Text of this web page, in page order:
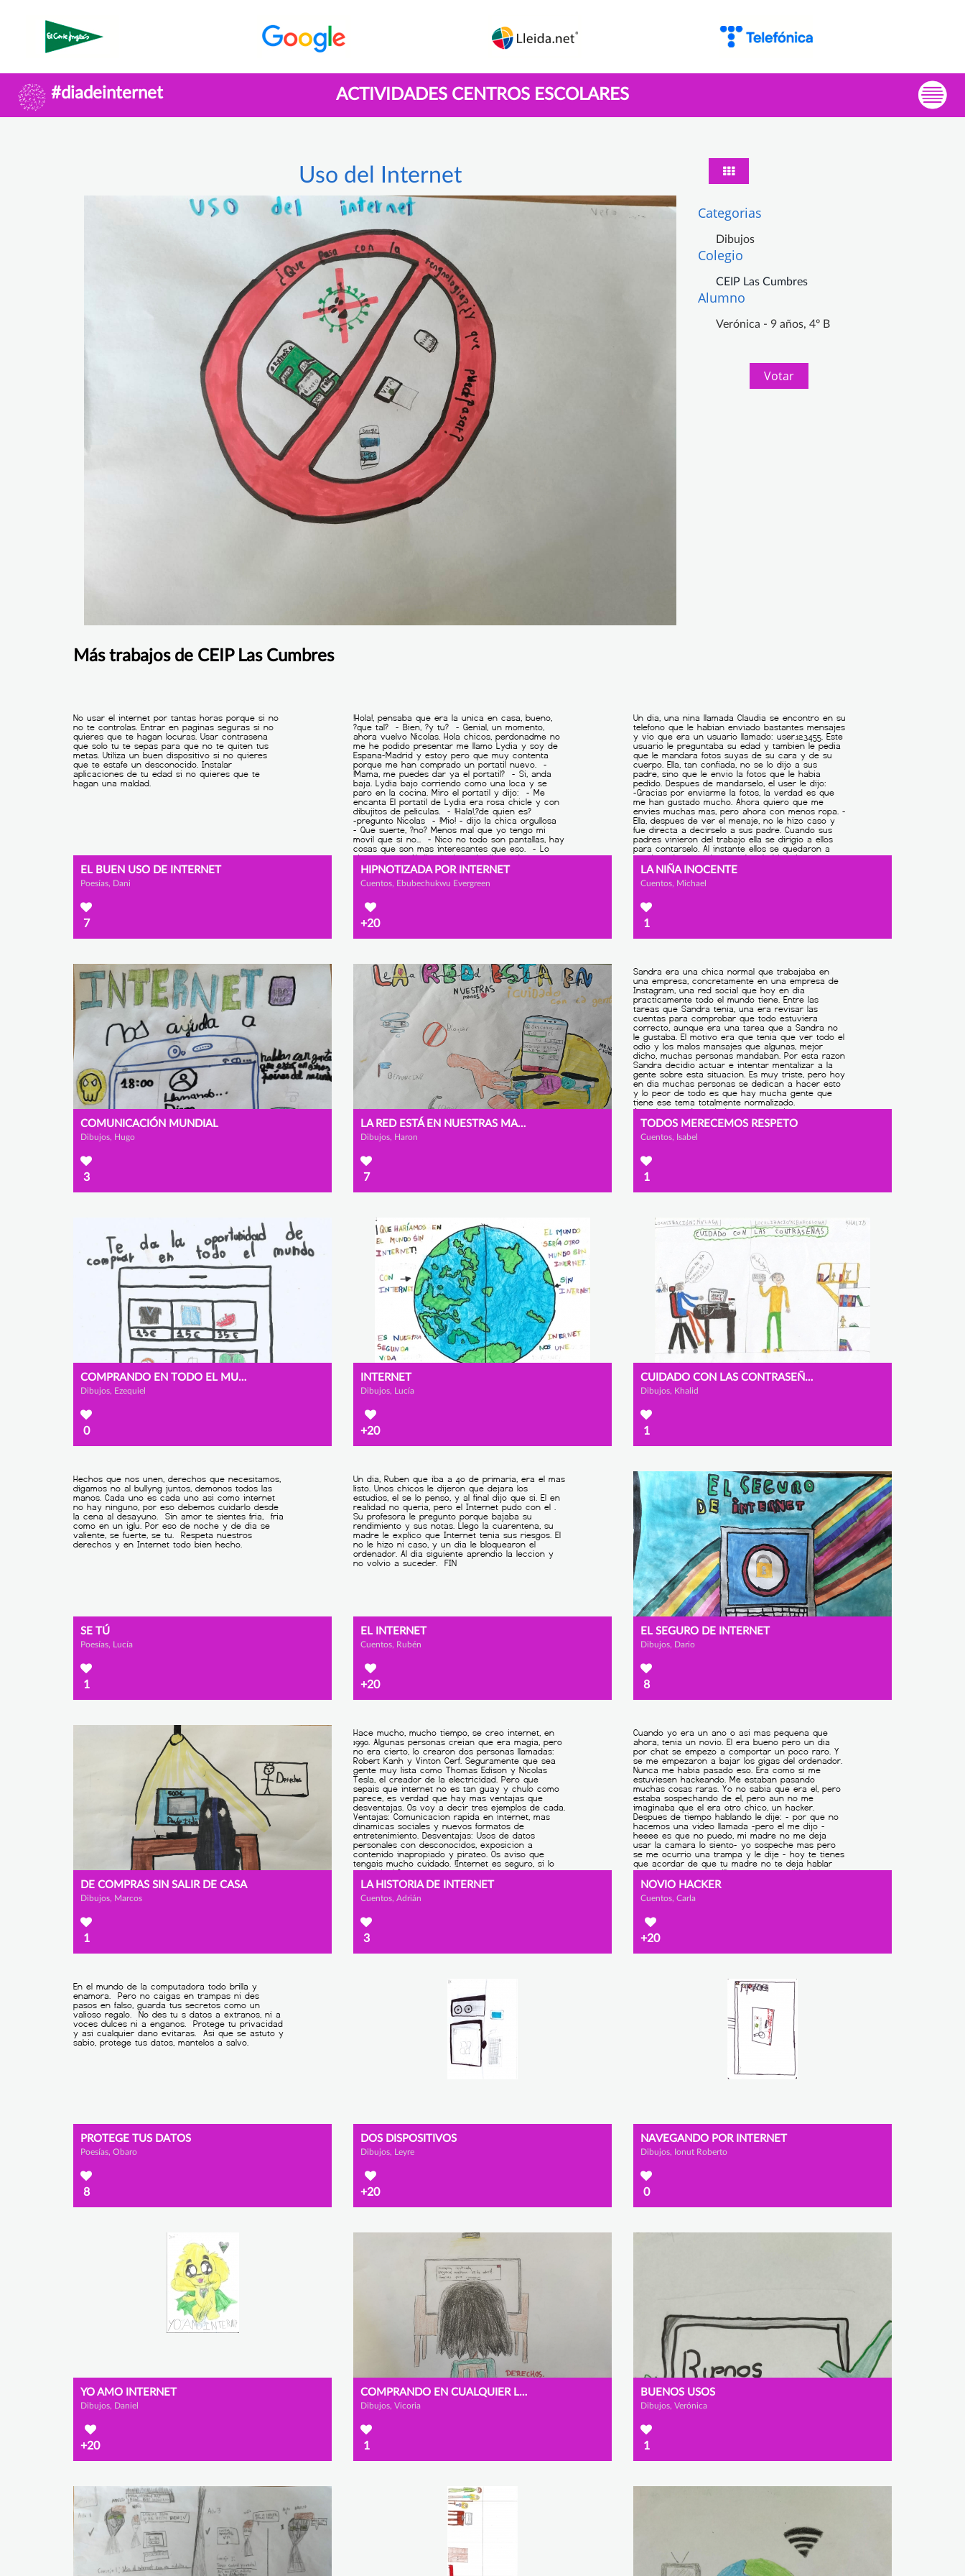
#diadeinternet ACTIVIDADES CENTROS ESCOLARES
Uso del Internet
Categorias
Dibujos
Colegio
CEIP Las Cumbres
Alumno
Verónica - 9 años, 4º B
Votar
Más trabajos de CEIP Las Cumbres
EL BUEN USO DE INTERNET
Poesías, Dani
7
HIPNOTIZADA POR INTERNET
Cuentos, Ebubechukwu Evergreen
+20
LA NIÑA INOCENTE
Cuentos, Michael
1
COMUNICACIÓN MUNDIAL
Dibujos, Hugo
3
LA RED ESTÁ EN NUESTRAS MANOS
Dibujos, Haron
7
TODOS MERECEMOS RESPETO
Cuentos, Isabel
1
COMPRANDO EN TODO EL MUNDO
Dibujos, Ezequiel
0
INTERNET
Dibujos, Lucía
+20
CUIDADO CON LAS CONTRASEÑAS
Dibujos, Khalid
1
SE TÚ
Poesías, Lucía
1
EL INTERNET
Cuentos, Rubén
+20
EL SEGURO DE INTERNET
Dibujos, Dario
8
DE COMPRAS SIN SALIR DE CASA
Dibujos, Marcos
1
LA HISTORIA DE INTERNET
Cuentos, Adrián
3
NOVIO HACKER
Cuentos, Carla
+20
PROTEGE TUS DATOS
Poesías, Obaro
8
DOS DISPOSITIVOS
Dibujos, Leyre
+20
NAVEGANDO POR INTERNET
Dibujos, Ionut Roberto
0
YO AMO INTERNET
Dibujos, Daniel
+20
COMPRANDO EN CUALQUIER LUGAR DEL MUNDO
Dibujos, Vicoria
1
BUENOS USOS
Dibujos, Verónica
1